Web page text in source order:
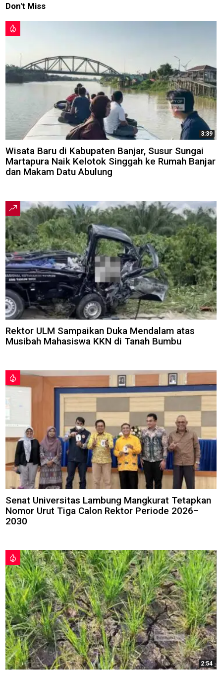
Don't Miss
3:39
Wisata Baru di Kabupaten Banjar, Susur Sungai
Martapura Naik Kelotok Singgah ke Rumah Banjar
dan Makam Datu Abulung
Rektor ULM Sampaikan Duka Mendalam atas
Musibah Mahasiswa KKN di Tanah Bumbu
Senat Universitas Lambung Mangkurat Tetapkan
Nomor Urut Tiga Calon Rektor Periode 2026–
2030
2:54